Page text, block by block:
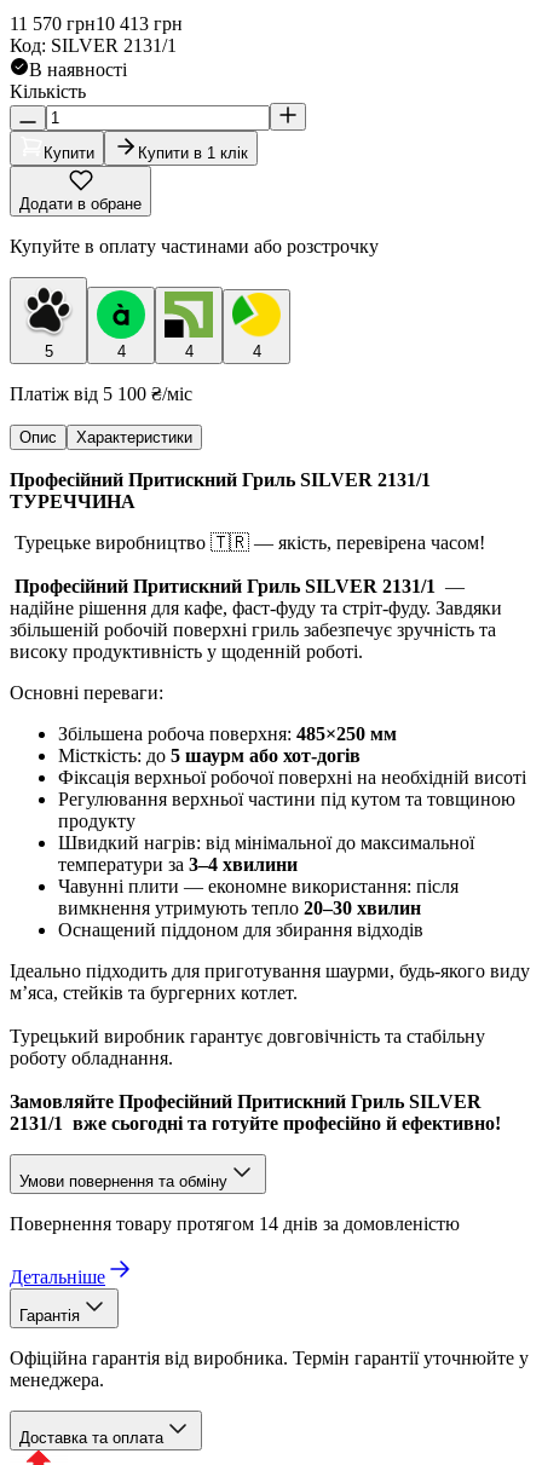
11 570 грн10 413 грн
Код: SILVER 2131/1
В наявності
Кількість
Купити Купити в 1 клік
Додати в обране
Купуйте в оплату частинами або розстрочку
5 4 4 4
Платіж від 5 100 ₴/міс
Опис Характеристики
Професійний Притискний Гриль SILVER 2131/1
ТУРЕЧЧИНА
Турецьке виробництво 🇹🇷 — якість, перевірена часом!
Професійний Притискний Гриль SILVER 2131/1 —
надійне рішення для кафе, фаст-фуду та стріт-фуду. Завдяки
збільшеній робочій поверхні гриль забезпечує зручність та
високу продуктивність у щоденній роботі.
Основні переваги:
Збільшена робоча поверхня: 485×250 мм
Місткість: до 5 шаурм або хот-догів
Фіксація верхньої робочої поверхні на необхідній висоті
Регулювання верхньої частини під кутом та товщиною
продукту
Швидкий нагрів: від мінімальної до максимальної
температури за 3–4 хвилини
Чавунні плити — економне використання: після
вимкнення утримують тепло 20–30 хвилин
Оснащений піддоном для збирання відходів
Ідеально підходить для приготування шаурми, будь-якого виду
м’яса, стейків та бургерних котлет.
Турецький виробник гарантує довговічність та стабільну
роботу обладнання.
Замовляйте Професійний Притискний Гриль SILVER
2131/1 вже сьогодні та готуйте професійно й ефективно!
Умови повернення та обміну
Повернення товару протягом 14 днів за домовленістю
Детальніше
Гарантія
Офіційна гарантія від виробника. Термін гарантії уточнюйте у
менеджера.
Доставка та оплата